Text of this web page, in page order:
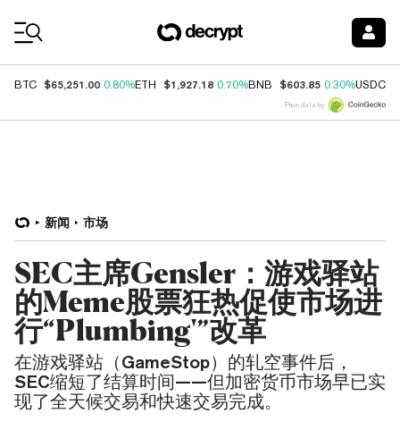
BTC $65,251.00 0.80%ETH $1,927.18 0.70%BNB $603.85 0.30%USDC
Price data by
新闻 市场
SEC主席Gensler：游戏驿站
的Meme股票狂热促使市场进
行“Plumbing'”改革
在游戏驿站（GameStop）的轧空事件后，
SEC缩短了结算时间——但加密货币市场早已实
现了全天候交易和快速交易完成。